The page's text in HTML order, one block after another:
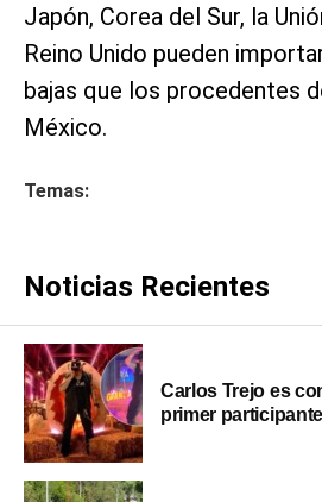
Japón, Corea del Sur, la
Reino Unido pueden
bajas que los procedentes
México.
Temas:
Noticias Recientes
Carlos Trejo es
primer participante